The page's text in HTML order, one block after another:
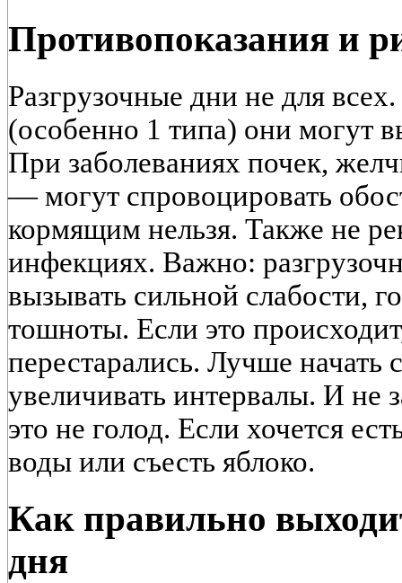
Противопоказания и
Разгрузочные дни не для
(особенно 1 типа) они могут
При заболеваниях почек,
— могут спровоцировать
кормящим нельзя. Также не
инфекциях. Важно:
вызывать сильной слабости,
тошноты. Если это
перестарались. Лучше начать
увеличивать интервалы. И не
это не голод. Если хочется
воды или съесть яблоко.
Как правильно
дня